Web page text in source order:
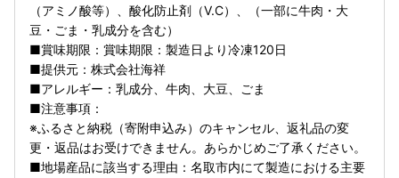
（アミノ酸等）、酸化防止剤（V.C）、（一部に牛肉・大
豆・ごま・乳成分を含む）
■賞味期限：賞味期限：製造日より冷凍120日
■提供元：株式会社海祥
■アレルギー：乳成分、牛肉、大豆、ごま
■注意事項：
※ふるさと納税（寄附申込み）のキャンセル、返礼品の変
更・返品はお受けできません。あらかじめご了承ください。
■地場産品に該当する理由：名取市内にて製造における主要